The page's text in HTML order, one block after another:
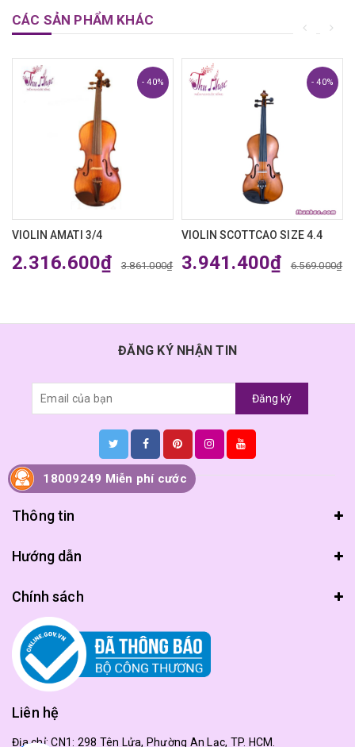
CÁC SẢN PHẨM KHÁC
- 40%
VIOLIN AMATI 3/4
2.316.600₫ 3.861.000₫
- 40%
VIOLIN SCOTTCAO SIZE 4.4
3.941.400₫ 6.569.000₫
ĐĂNG KÝ NHẬN TIN
Đăng ký
Thông tin
Hướng dẫn
Chính sách
Liên hệ
Địa chỉ:CN1: 298 Tên Lửa, Phường An Lạc, TP. HCM.
18009249 Miễn phí cước